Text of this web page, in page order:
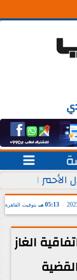

الأحمر
05:13 مـ بتوقيت القاهرة
الغاز